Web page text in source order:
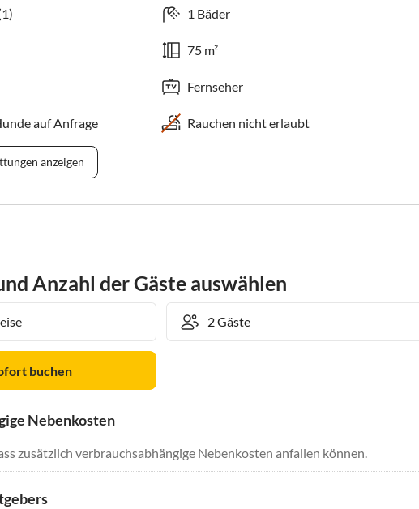
1 Bäder
75 m²
Fernseher
auf Anfrage Rauchen nicht erlaubt
anzeigen
Anzahl der Gäste auswählen
buchen
Nebenkosten
zusätzlich verbrauchsabhängige Nebenkosten anfallen können.